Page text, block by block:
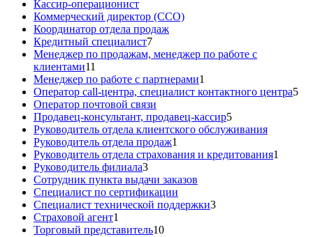
Кассир-операционист
Коммерческий директор (CCO)
Координатор отдела продаж
Кредитный специалист7
Менеджер по продажам, менеджер по работе с
клиентами11
Менеджер по работе с партнерами1
Оператор call-центра, специалист контактного центра5
Оператор почтовой связи
Продавец-консультант, продавец-кассир5
Руководитель отдела клиентского обслуживания
Руководитель отдела продаж1
Руководитель отдела страхования и кредитования1
Руководитель филиала3
Сотрудник пункта выдачи заказов
Специалист по сертификации
Специалист технической поддержки3
Страховой агент1
Торговый представитель10